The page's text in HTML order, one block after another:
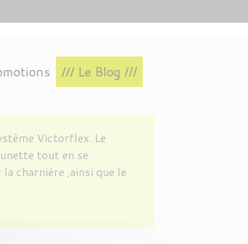
IRRÉGULIÈRE
VAVA EYEWEAR
/// Le Blog ///
Victorflex. Le
tout en se
charnière ,ainsi que le